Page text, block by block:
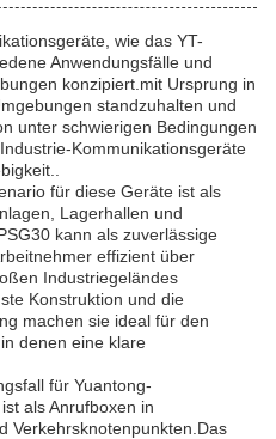
wie das YT-
Anwendungsfälle und
konzipiert.mit Ursprung in
standzuhalten und
unter schwierigen Bedingungen
Kommunikationsgeräte
für diese Geräte ist als
Lagerhallen und
kann als zuverlässige
effizient über
Industriegeländes
Konstruktion und die
machen sie ideal für den
denen eine klare
für Yuantong-
als Anrufboxen in
Verkehrsknotenpunkten.Das